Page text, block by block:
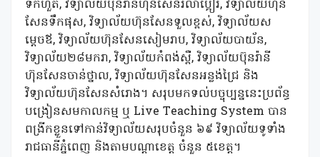
ទឹកហួត, វិទ្យាល័យប៊ុនរ៉ានីហ៊ុនសែនរលាប្អៀរ, វិទ្យាល័យហ៊ុន
សែនទឹកផុស, វិទ្យាល័យហ៊ុនសែនទួលខ្ពស់, វិទ្យាល័យស
ម្តេចឪ, វិទ្យាល័យហ៊ុនសែនសៀមរាប, វិទ្យាល័យបាយ័ន,
វិទ្យាល័យ២៨មករា, វិទ្យាល័យកំពង់ស្ពឺ, វិទ្យាល័យប៊ុនរ៉ានី
ហ៊ុនសែនចាន់ថ្នាល, វិទ្យាល័យហ៊ុនសែនអន្លង់ជ្រៃ និង
វិទ្យាល័យហ៊ុនសែនសំរោង។ សរុបមកទល់បច្ចុប្បន្ននេះប្រព័ន្ធ
បង្រៀនសមកាលកម្ម ឬ Live Teaching System បាន
ពង្រីកខ្លួនទៅកាន់វិទ្យាល័យសរុបចំនួន ៦៩ វិទ្យាល័យទូទាំង
រាជធានីភ្នំពេញ និងតាមបណ្តាខេត្ត ចំនួន ៥ខេត្ត។